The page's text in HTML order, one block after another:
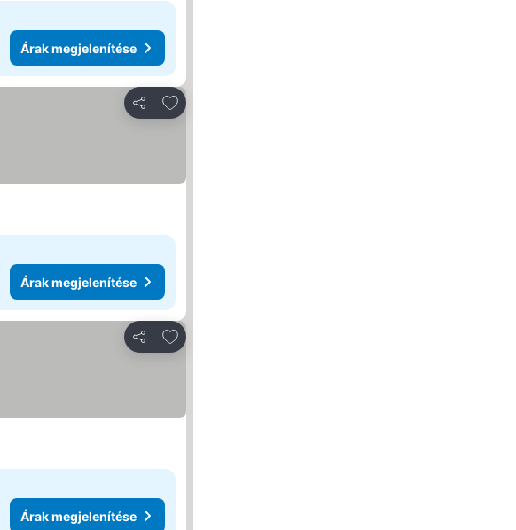
Árak megjelenítése
Megosztás
Hozzáadás a kedvencekhez
Árak megjelenítése
Megosztás
Hozzáadás a kedvencekhez
Árak megjelenítése